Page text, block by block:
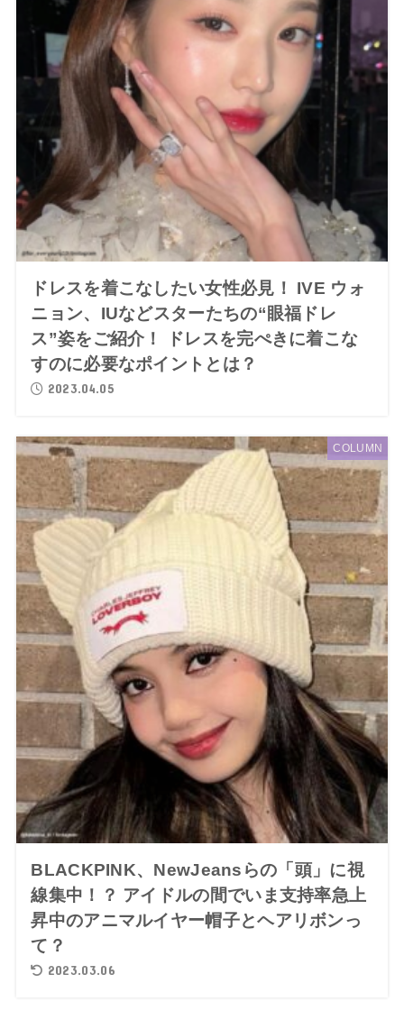
ドレスを着こなしたい女性必見！ IVE ウォ
ニョン、IUなどスターたちの“眼福ドレ
ス”姿をご紹介！ ドレスを完ぺきに着こな
すのに必要なポイントとは？
2023.04.05
COLUMN
BLACKPINK、NewJeansらの「頭」に視
線集中！？ アイドルの間でいま支持率急上
昇中のアニマルイヤー帽子とヘアリボンっ
て？
2023.03.06